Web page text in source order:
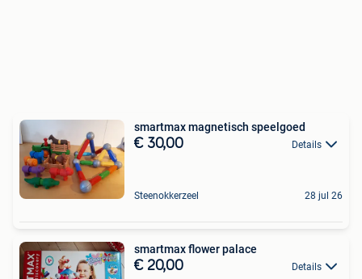
smartmax magnetisch speelgoed
€ 30,00 Details
Steenokkerzeel 28 jul 26
smartmax flower palace
€ 20,00 Details